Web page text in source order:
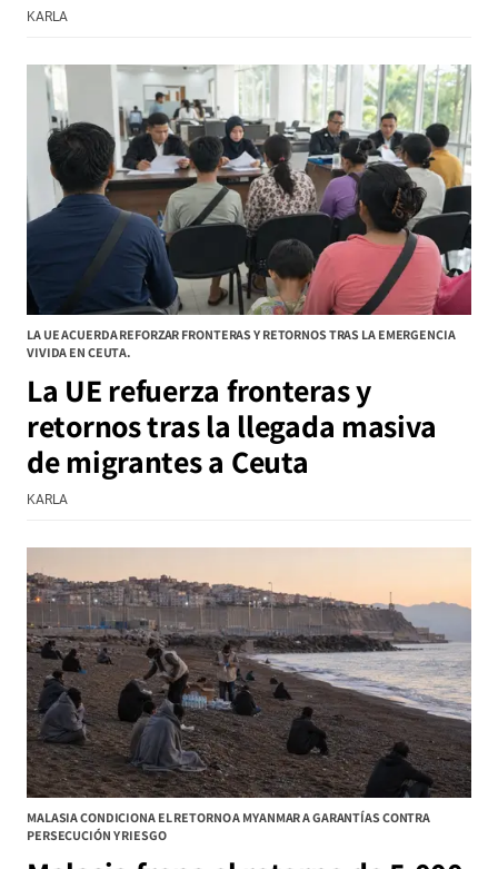
KARLA
LA UE ACUERDA REFORZAR FRONTERAS Y RETORNOS TRAS LA EMERGENCIA
VIVIDA EN CEUTA.
La UE refuerza fronteras y
retornos tras la llegada masiva
de migrantes a Ceuta
KARLA
MALASIA CONDICIONA EL RETORNO A MYANMAR A GARANTÍAS CONTRA
PERSECUCIÓN Y RIESGO